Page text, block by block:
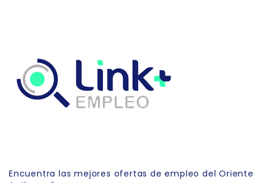
Encuentra las mejores ofertas de empleo del Oriente